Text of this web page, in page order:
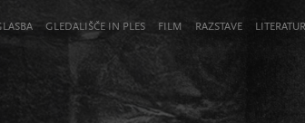
GLEDALIŠČE IN PLES FILM RAZSTAVE